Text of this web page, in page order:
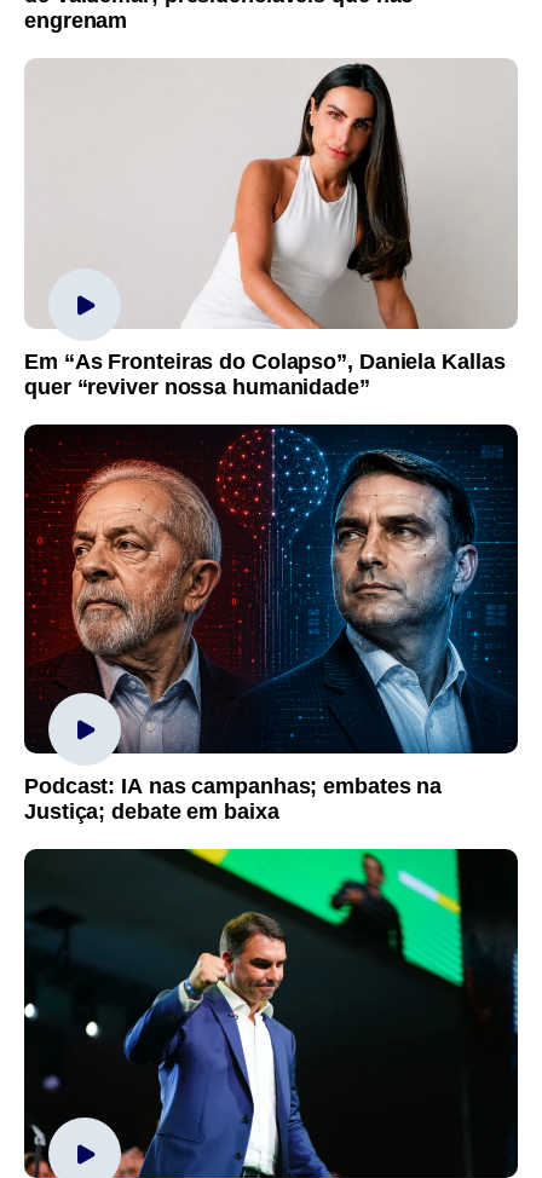
engrenam
Em “As Fronteiras do Colapso”, Daniela Kallas
quer “reviver nossa humanidade”
Podcast: IA nas campanhas; embates na
Justiça; debate em baixa